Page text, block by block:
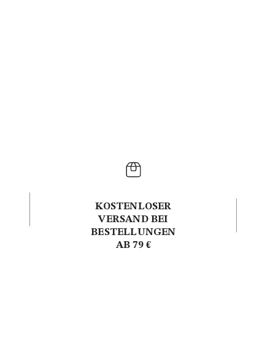
KOSTENLOSER
VERSAND BEI
BESTELLUNGEN
AB 79 €